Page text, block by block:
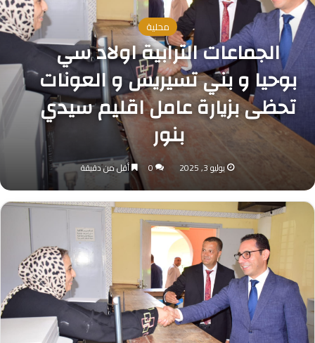
محلية
الجماعات الترابية اولاد سي
بوحيا و بني تسيريس و العونات
تحظى بزيارة عامل اقليم سيدي
بنور
يوليو 3, 2025 0 أقل من دقيقة